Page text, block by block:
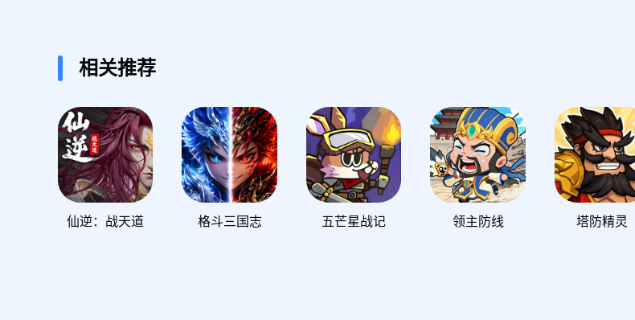
相关推荐
仙逆：战天道 格斗三国志 五芒星战记 领主防线 塔防精灵